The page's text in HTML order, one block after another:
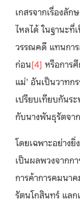
เกสรจากเรื่องลั
ไหลได้ ในฐานะที่
วรรณคดี แทนกา
ก่อน[4] หรือการศึ
แม่’ อันเป็นวาทก
เปรียบเทียบกันร
กับนางพันธุรัตจา
โดยเฉพาะอย่าง
เป็นผลพวงจากก
การค้าการคมนา
รัตนโกสินทร์ แลก